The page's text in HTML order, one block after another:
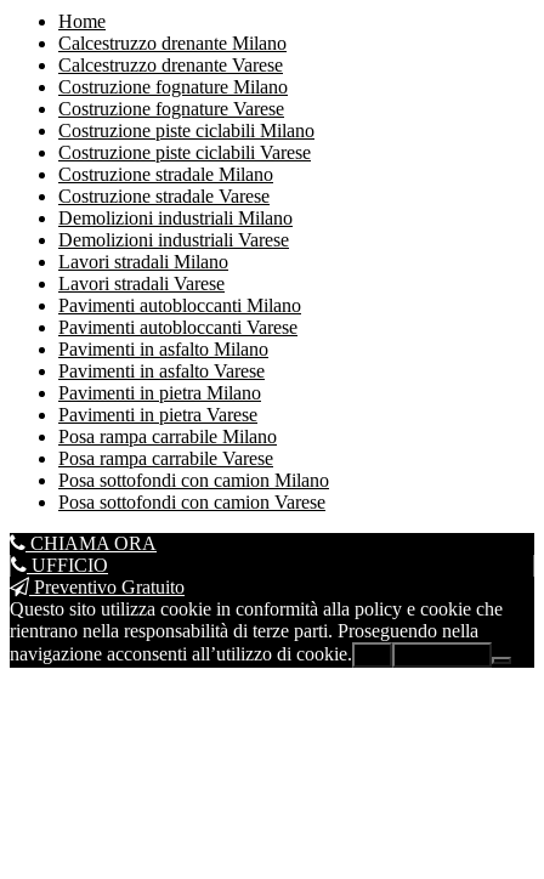
Home
Calcestruzzo drenante Milano
Calcestruzzo drenante Varese
Costruzione fognature Milano
Costruzione fognature Varese
Costruzione piste ciclabili Milano
Costruzione piste ciclabili Varese
Costruzione stradale Milano
Costruzione stradale Varese
Demolizioni industriali Milano
Demolizioni industriali Varese
Lavori stradali Milano
Lavori stradali Varese
Pavimenti autobloccanti Milano
Pavimenti autobloccanti Varese
Pavimenti in asfalto Milano
Pavimenti in asfalto Varese
Pavimenti in pietra Milano
Pavimenti in pietra Varese
Posa rampa carrabile Milano
Posa rampa carrabile Varese
Posa sottofondi con camion Milano
Posa sottofondi con camion Varese
CHIAMA ORA
UFFICIO
Preventivo Gratuito
Questo sito utilizza cookie in conformità alla policy e cookie che
rientrano nella responsabilità di terze parti. Proseguendo nella
navigazione acconsenti all’utilizzo di cookie.